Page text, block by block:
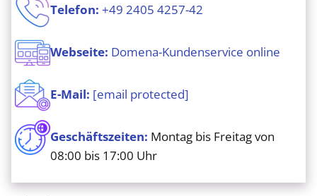
Telefon: +49 2405 4257-42
Webseite: Domena-Kundenservice online
E-Mail: [email protected]
Geschäftszeiten: Montag bis Freitag von
08:00 bis 17:00 Uhr